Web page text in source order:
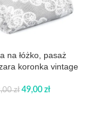
na łóżko, pasaż
koronka vintage
zł 49,00 zł